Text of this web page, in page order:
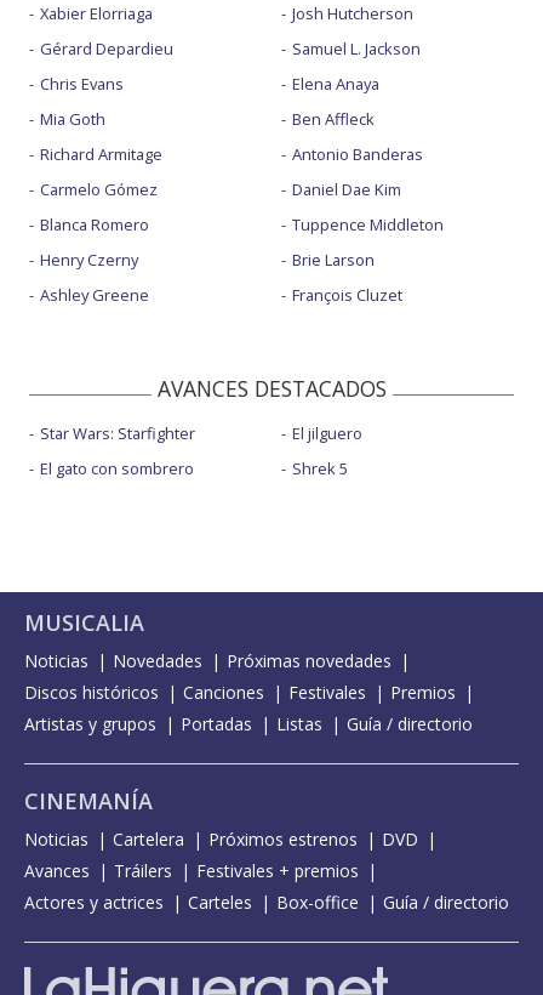
Xabier Elorriaga
Gérard Depardieu
Chris Evans
Mia Goth
Richard Armitage
Carmelo Gómez
Blanca Romero
Henry Czerny
Ashley Greene
Josh Hutcherson
Samuel L. Jackson
Elena Anaya
Ben Affleck
Antonio Banderas
Daniel Dae Kim
Tuppence Middleton
Brie Larson
François Cluzet
AVANCES DESTACADOS
Star Wars: Starfighter
El gato con sombrero
El jilguero
Shrek 5
MUSICALIA
Noticias Novedades
Próximas novedades
Discos históricos
Canciones Festivales
Premios
Artistas y grupos
Portadas Listas Guía / directorio
CINEMANÍA
Noticias Cartelera Próximos estrenos
DVD
Avances
Tráilers
Festivales + premios
Actores y actrices
Carteles Box-office Guía / directorio